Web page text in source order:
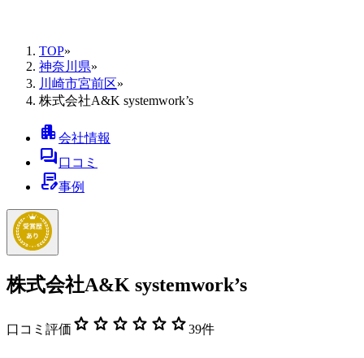
TOP»
神奈川県»
川崎市宮前区»
株式会社A&K systemwork’s
apartment会社情報
forum口コミ
contract_edit事例
株式会社A&K systemwork’s
口コミ評価 star star star star star star39件